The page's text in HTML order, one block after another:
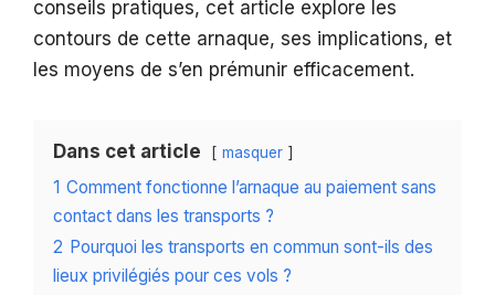
conseils pratiques, cet article explore les
contours de cette arnaque, ses implications, et
les moyens de s’en prémunir efficacement.
Dans cet article masquer
1 Comment fonctionne l’arnaque au paiement sans
contact dans les transports ?
2 Pourquoi les transports en commun sont-ils des
lieux privilégiés pour ces vols ?